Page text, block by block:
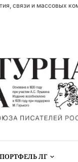
связи и массовых
ПОРТФЕЛЬ ЛГ